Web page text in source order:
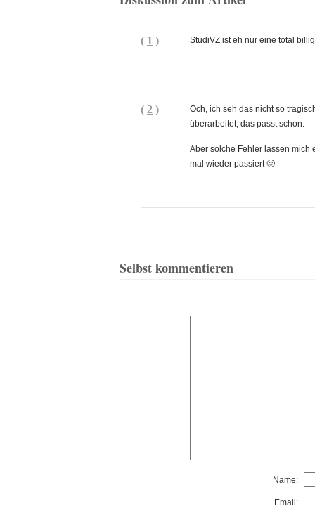
( 1 ) StudiVZ ist eh nur eine total
( 2 )
Och, ich seh das nicht so
überarbeitet, das passt schon.
Aber solche Fehler lassen mich
mal wieder passiert 🙂
Selbst kommentieren
Name:
Email: